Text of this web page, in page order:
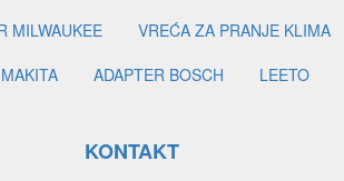
MILWAUKEE VREĆA ZA PRANJE KLIMA
MAKITA ADAPTER BOSCH LEETO
KONTAKT